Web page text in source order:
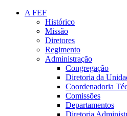
A FEF
Histórico
Missão
Diretores
Regimento
Administração
Congregação
Diretoria da
Coordenadoria
Comissões
Departamentos
Diretoria